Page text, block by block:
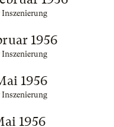
1956
1956
1956